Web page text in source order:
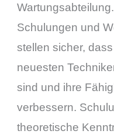
Schulungen und
stellen sicher,
neuesten
sind und ihre
verbessern.
theoretische